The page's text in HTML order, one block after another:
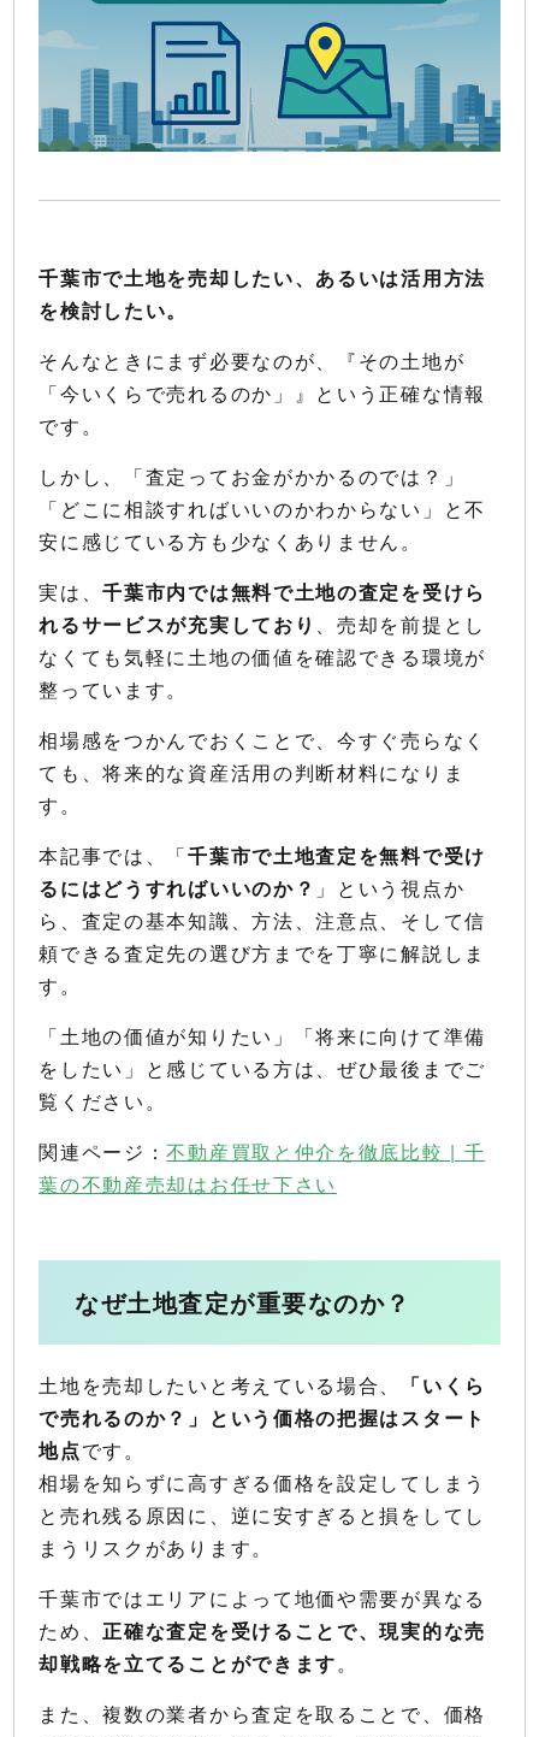
千葉市で土地を売却したい、あるいは活用方法
を検討したい。
そんなときにまず必要なのが、『その土地が
「今いくらで売れるのか」』という正確な情報
です。
しかし、「査定ってお金がかかるのでは？」
「どこに相談すればいいのかわからない」と不
安に感じている方も少なくありません。
実は、千葉市内では無料で土地の査定を受けら
れるサービスが充実しており 、売却を前提とし
なくても気軽に土地の価値を確認できる環境が
整っています。
相場感をつかんでおくことで、今すぐ売らなく
ても、将来的な資産活用の判断材料になりま
す。
本記事では、「千葉市で土地査定を無料で受け
るにはどうすればいいのか？ 」という視点か
ら、査定の基本知識、方法、注意点、そして信
頼できる査定先の選び方までを丁寧に解説しま
す。
「土地の価値が知りたい」「将来に向けて準備
をしたい」と感じている方は、ぜひ最後までご
覧ください。
関連ページ：不動産買取と仲介を徹底比較 | 千
葉の不動産売却はお任せ下さい
なぜ土地査定が重要なのか？
土地を売却したいと考えている場合、
「いくら
で売れるのか？」という価格の把握はスタート
地点です。
相場を知らずに高すぎる価格を設定してしまう
と売れ残る原因に、逆に安すぎると損をしてし
まうリスクがあります。
千葉市ではエリアによって地価や需要が異なる
ため、正確な査定を受けることで、現実的な売
却戦略を立てることができます。
また、複数の業者から査定を取ることで、価格